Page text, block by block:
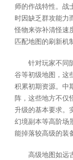
师的作战特性。战
时因缺乏群攻能力
怪物来弥补清怪速
匹配地图的刷新机
针对玩家不同
谷等初级地图，这
积累初期资源。中
阵，这些地方不仅
升级的基本要求。
幻境副本等高阶场
能掉落较高级的装
高级地图如远